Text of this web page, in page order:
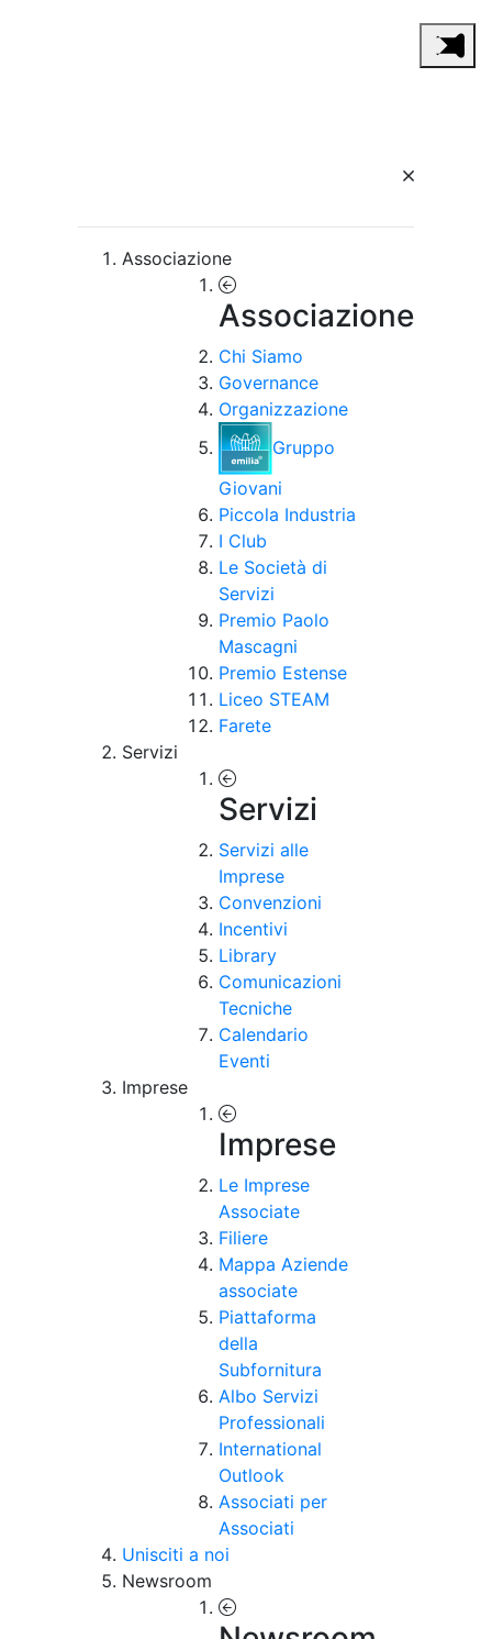
Associazione
Associazione
Chi Siamo
Governance
Organizzazione
Gruppo
Giovani
Piccola Industria
I Club
Le Società di
Servizi
Premio Paolo
Mascagni
Premio Estense
Liceo STEAM
Farete
Servizi
Servizi
Servizi alle
Imprese
Convenzioni
Incentivi
Library
Comunicazioni
Tecniche
Calendario
Eventi
Imprese
Imprese
Le Imprese
Associate
Filiere
Mappa Aziende
associate
Piattaforma
della
Subfornitura
Albo Servizi
Professionali
International
Outlook
Associati per
Associati
Unisciti a noi
Newsroom